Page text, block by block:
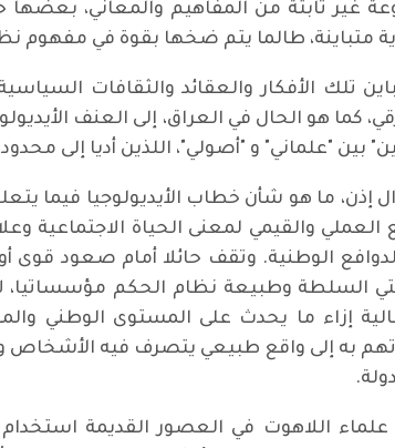
غير ثابتة من المفاهيم والمعاني،
متباينة، طالما يتم ضخها بقوة في مفهوم
تلك الأفكار والعقائد والثقافات
كما هو الحال في العراق، إلى العنف
بين "علماني" و "أصولي"، اللذين أديا إلى
إذن، ما هو شأن خطاب الأيديولوجيا فيما
العملي والقيمي لمعنى الحياة الاجتماعية
الوطنية. وتقف حائلا أمام صعود قوى
السلطة وطبيعة نظام الحكم مؤسساتيا،
إزاء ما يحدث على المستوى الوطني
به إلى واقع طبيعي يتصرف فيه الأشخاص
اللاهوت في العصور القديمة